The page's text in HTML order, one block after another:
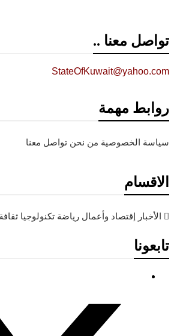
تواصل معنا ..
StateOfKuwait@yahoo.com
روابط مهمة
سياسة الخصوصية من نحن تواصل معنا
الاقسام
الأخبار إقتصاد وأعمال رياضة تكنولوجيا
تابعونا